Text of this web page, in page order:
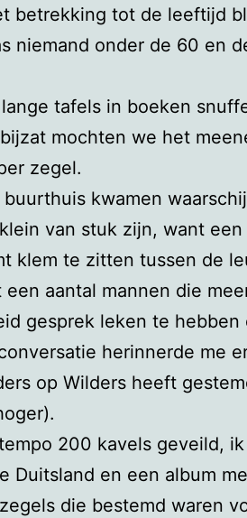
betrekking tot de leeftijd
niemand onder de 60 en
tafels in boeken
mochten we het
zegel.
kwamen
van stuk zijn, want
klem te zitten tussen de
aantal mannen die
gesprek leken te hebben
herinnerde me
op Wilders heeft
200 kavels geveild,
Duitsland en een album
die bestemd waren